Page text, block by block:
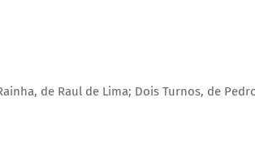
de Raul de Lima; Dois Turnos, de